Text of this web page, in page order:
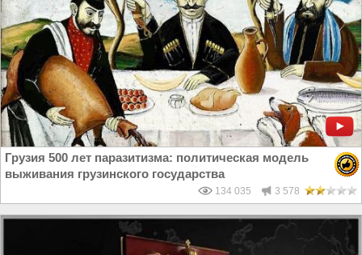
Грузия 500 лет паразитизма: политическая модель
выживания грузинского государства
134 035 3 578